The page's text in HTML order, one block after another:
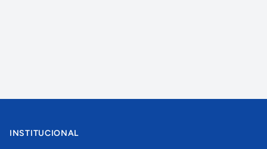
INSTITUCIONAL